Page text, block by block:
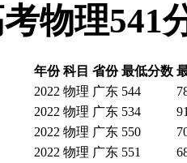
物理541
年份 科目 省份 最低分数
2022 物理 广东 544
2022 物理 广东 534
2022 物理 广东 550
2022 物理 广东 551